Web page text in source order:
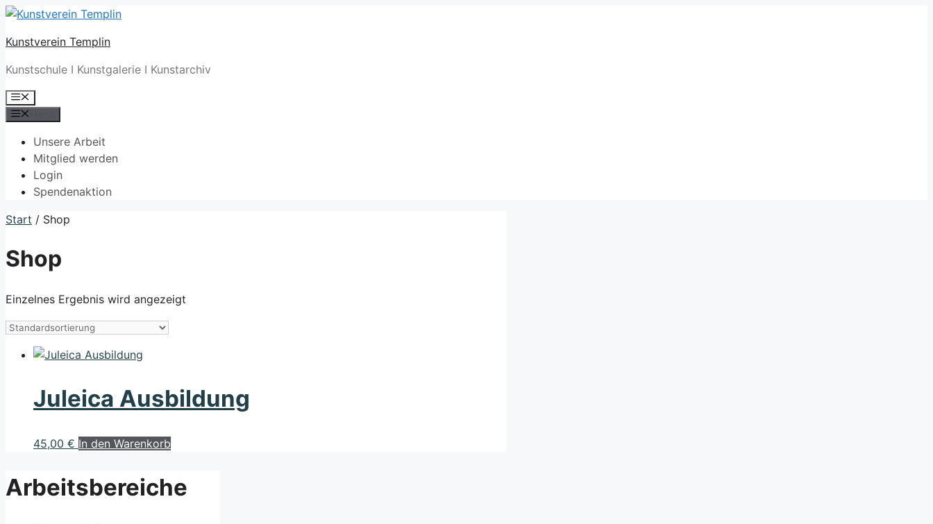
Zum
springen
Kunstverein Templin
Kunstschule I Kunstgalerie I Kunstarchiv
Menü
Unsere Arbeit
Mitglied werden
Login
Spendenaktion
Start / Shop
Shop
Einzelnes Ergebnis wird angezeigt
Juleica Ausbildung
45,00 € In den Warenkorb
Arbeitsbereiche